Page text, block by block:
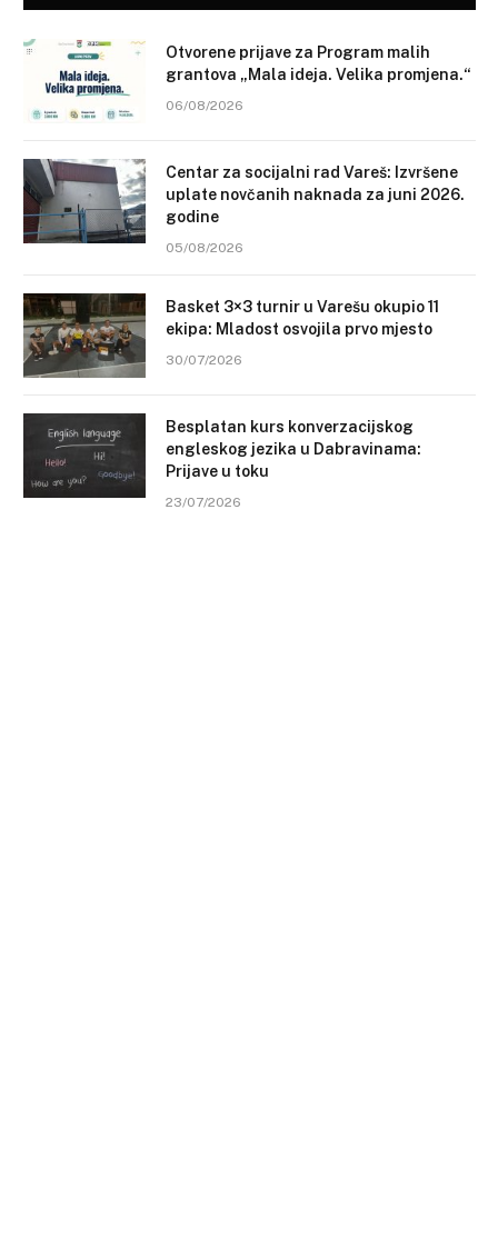
Otvorene prijave za Program malih
grantova „Mala ideja. Velika promjena.“
06/08/2026
Centar za socijalni rad Vareš: Izvršene
uplate novčanih naknada za juni 2026.
godine
05/08/2026
Basket 3×3 turnir u Varešu okupio 11
ekipa: Mladost osvojila prvo mjesto
30/07/2026
Besplatan kurs konverzacijskog
engleskog jezika u Dabravinama:
Prijave u toku
23/07/2026